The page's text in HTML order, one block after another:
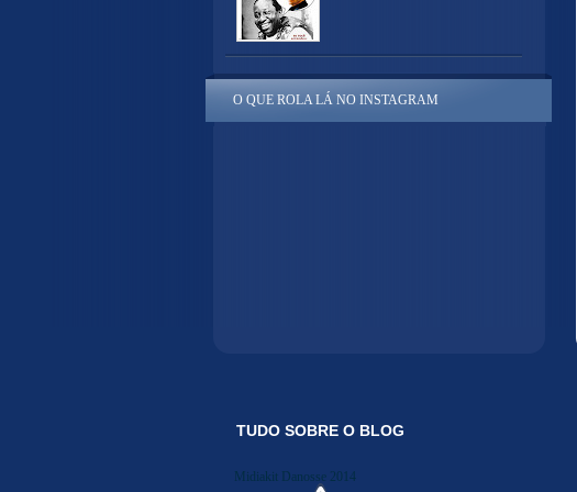
O QUE ROLA LÁ NO INSTAGRAM
TUDO SOBRE O BLOG
Midiakit Danosse 2014